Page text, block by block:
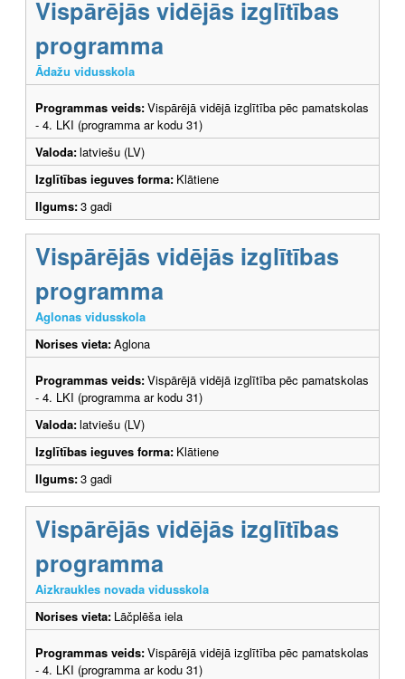
Vispārējās vidējās izglītības
programma
Ādažu vidusskola
Programmas veids:Vispārējā vidējā izglītība pēc pamatskolas
- 4. LKI (programma ar kodu 31)
Valoda:latviešu (LV)
Izglītības ieguves forma: Klātiene
Ilgums:3 gadi
Vispārējās vidējās izglītības
programma
Aglonas vidusskola
Norises vieta:Aglona
Programmas veids:Vispārējā vidējā izglītība pēc pamatskolas
- 4. LKI (programma ar kodu 31)
Valoda:latviešu (LV)
Izglītības ieguves forma: Klātiene
Ilgums:3 gadi
Vispārējās vidējās izglītības
programma
Aizkraukles novada vidusskola
Norises vieta: Lāčplēša iela
Programmas veids:Vispārējā vidējā izglītība pēc pamatskolas
- 4. LKI (programma ar kodu 31)